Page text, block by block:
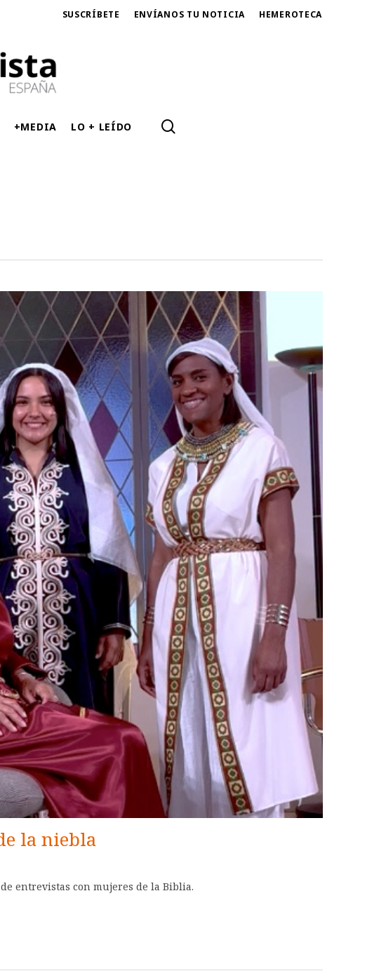
SUSCRÍBETE ENVÍANOS TU NOTICIA HEMEROTECA
+MEDIA LO + LEÍDO
la niebla
entrevistas con mujeres de la Biblia.